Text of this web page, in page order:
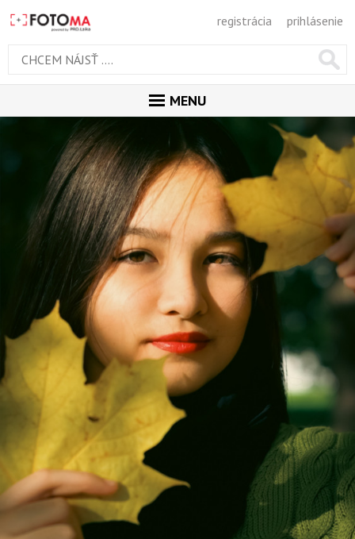
registrácia prihlásenie
MENU
MAGAZÍN
GALÉRIA
PORADŇA
SÚŤAŽE
KALENDÁR AKCIÍ
WORKSHOPY
OBCHOD